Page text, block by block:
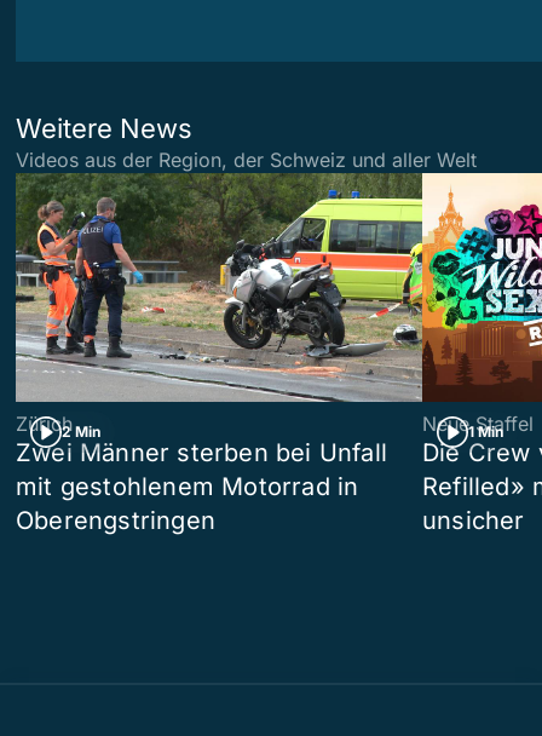
Weitere News
Videos aus der Region, der Schweiz und aller Welt
2 Min
Zürich
Zwei Männer sterben bei Unfall
mit gestohlenem Motorrad in
Oberengstringen
1 Min
Neue Staffel
Die Crew
Refilled»
unsicher